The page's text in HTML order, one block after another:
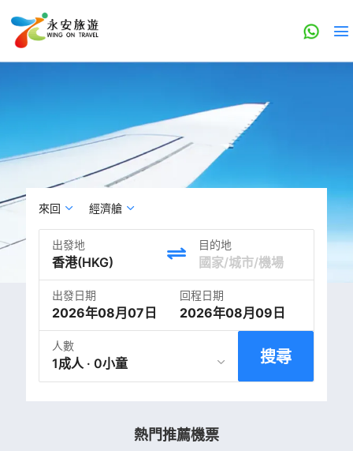
來回 經濟艙
出發地 目的地
出發日期
2026年08月07日
回程日期
2026年08月09日
人數
1成人 · 0小童 搜尋
熱門推薦機票